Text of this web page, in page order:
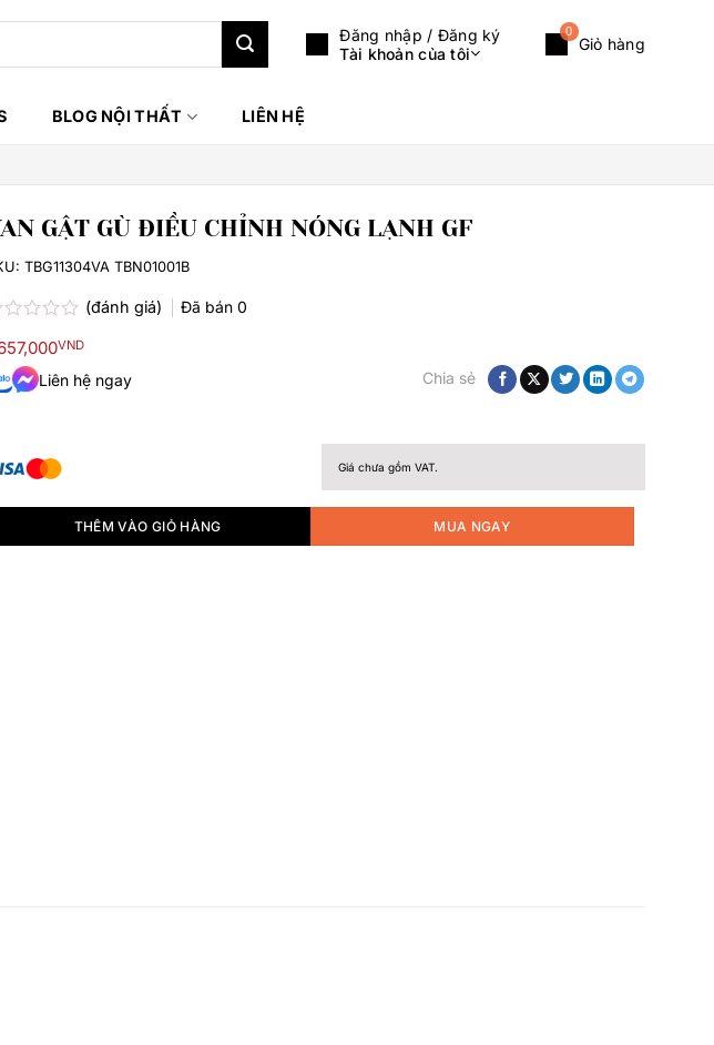
Đăng nhập / Đăng ký
Tài khoản của tôi
Giỏ hàng
0
BLOG NỘI THẤT LIÊN HỆ
GẬT GÙ ĐIỀU CHỈNH NÓNG LẠNH GF
(đánh giá) Đã bán 0
VND
Liên hệ ngay Chia sẻ
Giá chưa gồm VAT.
THÊM VÀO GIỎ HÀNG MUA NGAY
TBG11304VA TBN01001B